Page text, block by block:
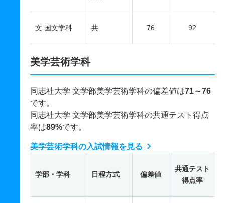
文 国文学科 共 76 92
美学芸術学科
同志社大学 文学部美学芸術学科の偏差値は71～76
です。
同志社大学 文学部美学芸術学科の共通テスト得点
率は89%です。
美学芸術学科の入試情報を見る
学部・学科 日程方式 偏差値
共通テスト
得点率